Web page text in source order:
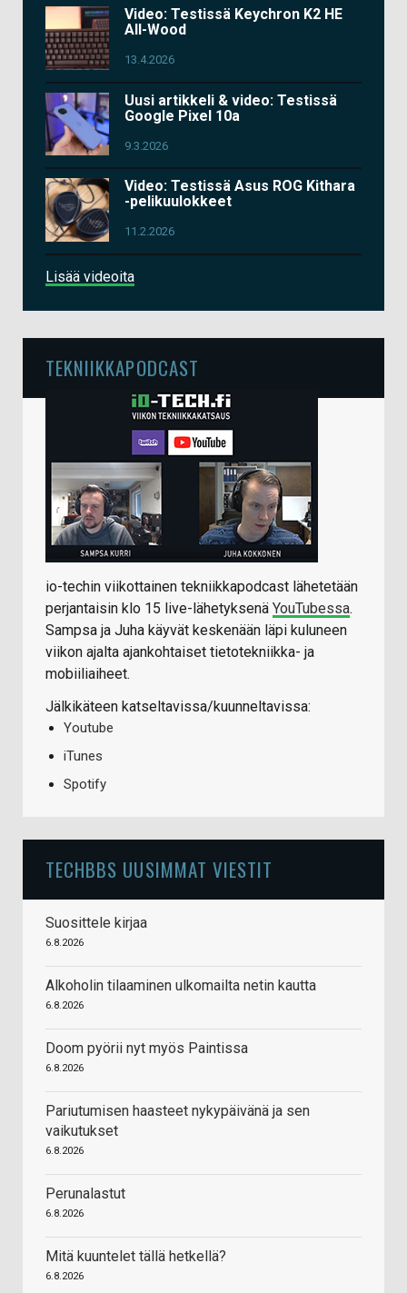
Video: Testissä Keychron K2 HE
All-Wood
13.4.2026
Uusi artikkeli & video: Testissä
Google Pixel 10a
9.3.2026
Video: Testissä Asus ROG Kithara
-pelikuulokkeet
11.2.2026
Lisää videoita
TEKNIIKKAPODCAST
io-techin viikottainen tekniikkapodcast lähetetään
perjantaisin klo 15 live-lähetyksenä YouTubessa.
Sampsa ja Juha käyvät keskenään läpi kuluneen
viikon ajalta ajankohtaiset tietotekniikka- ja
mobiiliaiheet.
Jälkikäteen katseltavissa/kuunneltavissa:
Youtube
iTunes
Spotify
TECHBBS UUSIMMAT VIESTIT
Suosittele kirjaa
6.8.2026
Alkoholin tilaaminen ulkomailta netin kautta
6.8.2026
Doom pyörii nyt myös Paintissa
6.8.2026
Pariutumisen haasteet nykypäivänä ja sen
vaikutukset
6.8.2026
Perunalastut
6.8.2026
Mitä kuuntelet tällä hetkellä?
6.8.2026